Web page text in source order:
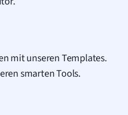
mit unseren Templates.
smarten Tools.